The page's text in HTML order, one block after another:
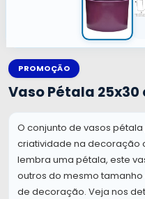
PROMOÇÃO
Vaso Pétala 25x30
O conjunto de vasos
criatividade na decoração
lembra uma pétala, este
outros do mesmo
de decoração. Veja nos